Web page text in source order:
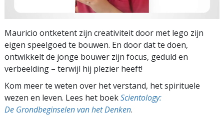
Mauricio ontketent zijn creativiteit door met lego zijn
eigen speelgoed te bouwen. En door dat te doen,
ontwikkelt de jonge bouwer zijn focus, geduld en
verbeelding – terwijl hij plezier heeft!
Kom meer te weten over het verstand, het spirituele
wezen en leven. Lees het boekScientology:
De Grondbeginselen van het Denken.